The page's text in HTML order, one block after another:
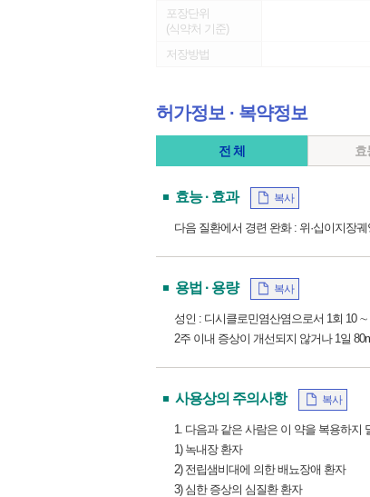
포장단위
(식약처 기준)
저장방법
허가정보 ∙ 복약정보
전 체 효
효능 · 효과 복사
다음 질환에서 경련 완화 : 위·십이지장
용법 · 용량 복사
성인 : 디시클로민염산염으로서 1회 10
2주 이내 증상이 개선되지 않거나 1일
사용상의 주의사항 복사
1. 다음과 같은 사람은 이 약을 복용하지
1) 녹내장 환자
2) 전립샘비대에 의한 배뇨장애 환자
3) 심한 증상의 심질환 환자